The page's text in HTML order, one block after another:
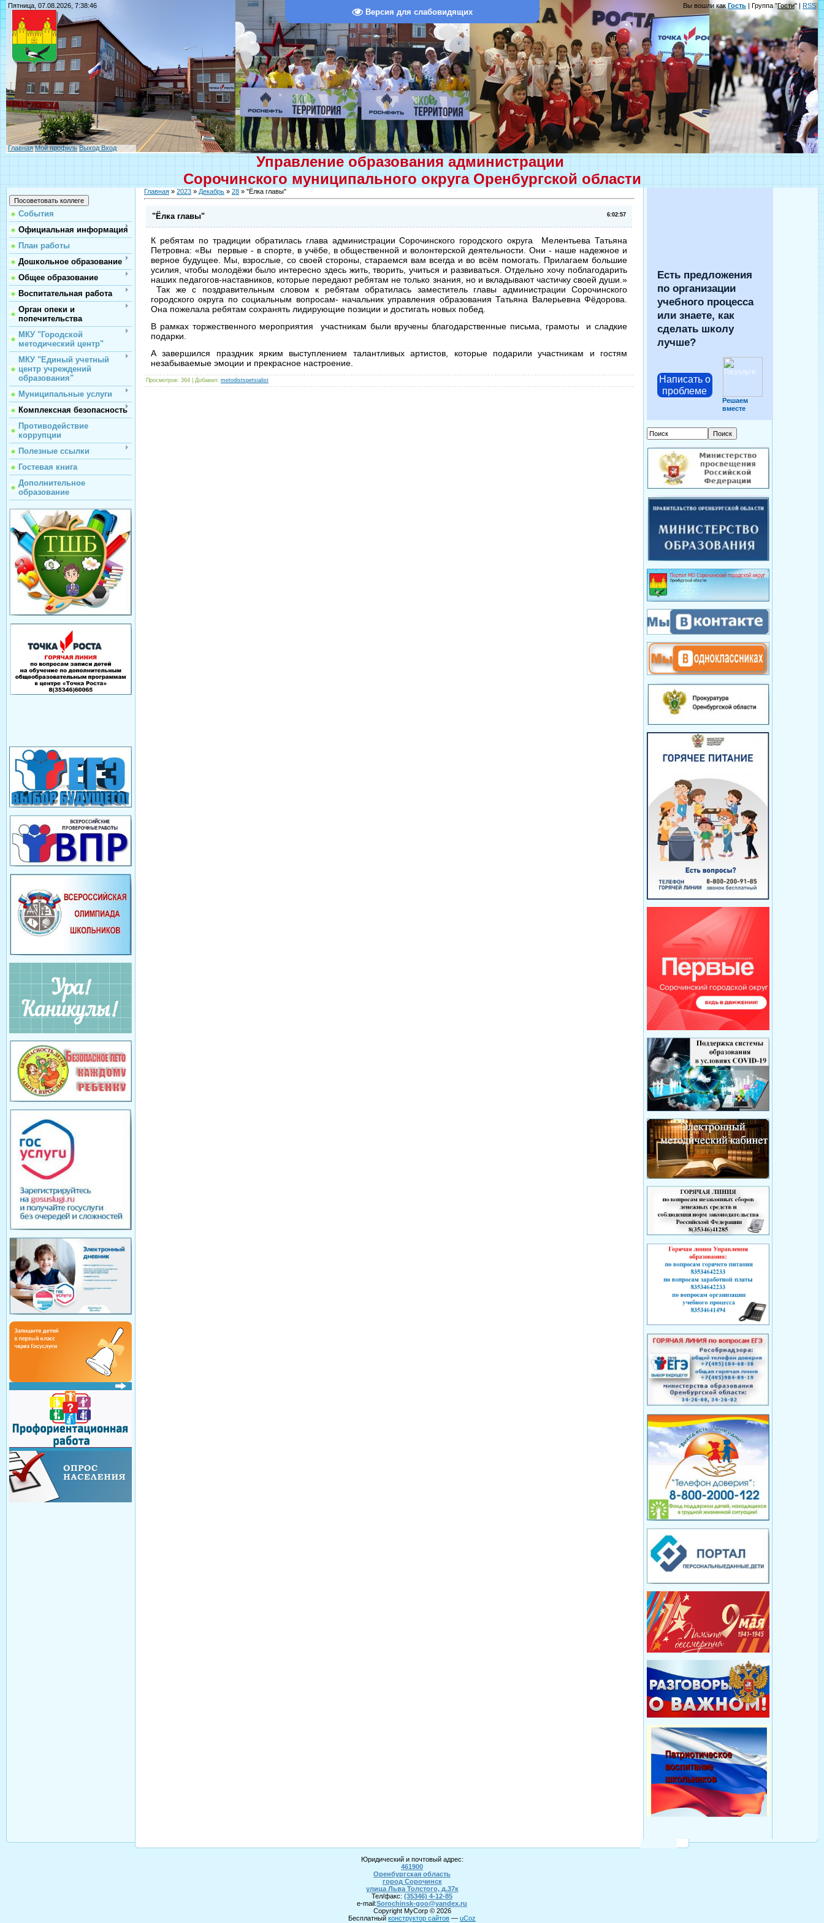
Версия для слабовидящих
Пятница, 07.08.2026, 7:38:46 Вы вошли какГость | Группа "Гости" | RSS
Главная Мой профиль Выход Вход
Управление образования администрации
Сорочинского муниципального округа Оренбургской области
События
Официальная информация
План работы
Дошкольное образование
Общее образование
Воспитательная работа
Орган опеки и
попечительства
МКУ "Городской
методический центр"
МКУ "Единый учетный
центр учреждений
образования"
Муниципальные услуги
Комплексная безопасность
Противодействие
коррупции
Полезные ссылки
Гостевая книга
Дополнительное
образование
Главная » 2023 » Декабрь » 28 » "Ёлка главы"
6:02:57
"Ёлка главы"
К ребятам по традиции обратилась глава администрации Сорочинского городского округа Мелентьева Татьяна
Петровна: «Вы первые - в спорте, в учёбе, в общественной и волонтерской деятельности. Они - наше надежное и
верное будущее. Мы, взрослые, со своей стороны, стараемся вам всегда и во всём помогать. Прилагаем большие
усилия, чтобы молодёжи было интересно здесь жить, творить, учиться и развиваться. Отдельно хочу поблагодарить
наших педагогов-наставников, которые передают ребятам не только знания, но и вкладывают частичку своей души.»
Так же с поздравительным словом к ребятам обратилась заместитель главы администрации Сорочинского
городского округа по социальным вопросам- начальник управления образования Татьяна Валерьевна Фёдорова.
Она пожелала ребятам сохранять лидирующие позиции и достигать новых побед.
В рамках торжественного мероприятия участникам были вручены благодарственные письма, грамоты и сладкие
подарки.
А завершился праздник ярким выступлением талантливых артистов, которые подарили участникам и гостям
незабываемые эмоции и прекрасное настроение.
Просмотров: 364 | Добавил: metodistspetsialist
Есть предложения
по организации
учебного процесса
или знаете, как
сделать школу
лучше?
Написать о
проблеме
Решаем
вместе
Юридический и почтовый адрес:
461900
Оренбургская область
город Сорочинск
улица Льва Толстого, д.37к
Тел/факс: (35346) 4-12-85
e-mail:Sorochinsk-goo@yandex.ru
Copyright MyCorp © 2026
Бесплатный конструктор сайтов — uCoz